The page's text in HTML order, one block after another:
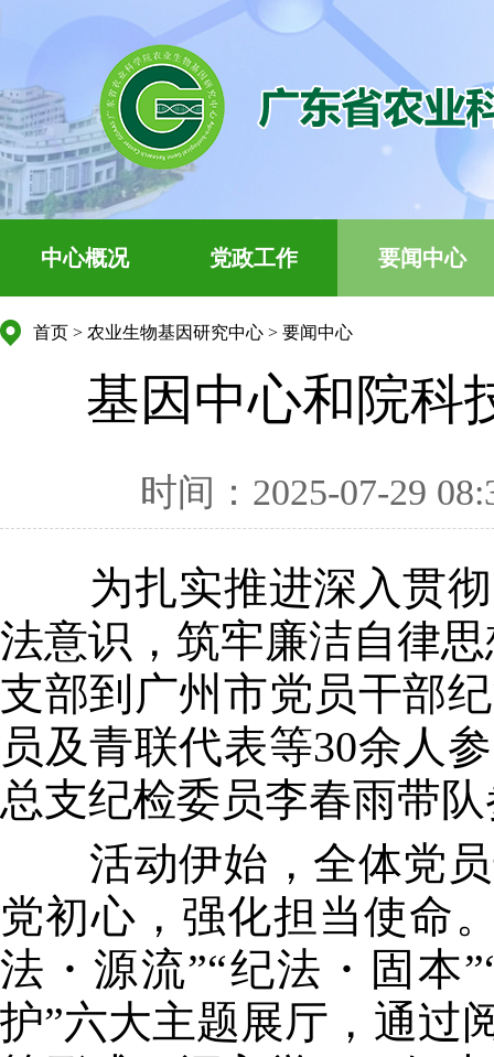
中心概况 党政工作 要闻中心
首页 > 农业生物基因研究中心 > 要闻中心
基因中心和院科
时间：2025-07-29
为扎实推进深入贯彻
法意识，筑牢廉洁自律
支部到广州市党员干部
员及青联代表等30余人
总支纪检委员李春雨带
活动伊始，全体党员
党初心，强化担当使命
法・源流”“纪法・固本
护”六大主题展厅，通过